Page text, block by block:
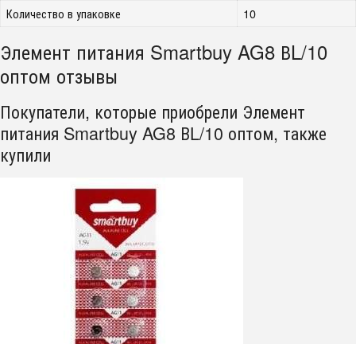
Количество в упаковке
10
Элемент питания Smartbuy AG8 ВL/10
оптом отзывы
Покупатели, которые приобрели Элемент
питания Smartbuy AG8 ВL/10 оптом, также
купили